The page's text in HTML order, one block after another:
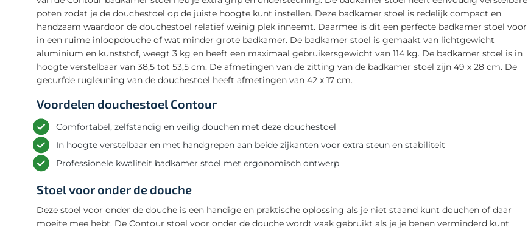
poten zodat je de douchestoel op de juiste hoogte kunt instellen. Deze badkamer stoel is redelijk compact en
handzaam waardoor de douchestoel relatief weinig plek inneemt. Daarmee is dit een perfecte badkamer stoel voor
in een ruime inloopdouche of wat minder grote badkamer. De badkamer stoel is gemaakt van lichtgewicht
aluminium en kunststof, weegt 3 kg en heeft een maximaal gebruikersgewicht van 114 kg. De badkamer stoel is in
hoogte verstelbaar van 38,5 tot 53,5 cm. De afmetingen van de zitting van de badkamer stoel zijn 49 x 28 cm. De
gecurfde rugleuning van de douchestoel heeft afmetingen van 42 x 17 cm.
Voordelen douchestoel Contour
Comfortabel, zelfstandig en veilig douchen met deze douchestoel
In hoogte verstelbaar en met handgrepen aan beide zijkanten voor extra steun en stabiliteit
Professionele kwaliteit badkamer stoel met ergonomisch ontwerp
Stoel voor onder de douche
Deze stoel voor onder de douche is een handige en praktische oplossing als je niet staand kunt douchen of daar
moeite mee hebt. De Contour stoel voor onder de douche wordt vaak gebruikt als je je benen verminderd kunt